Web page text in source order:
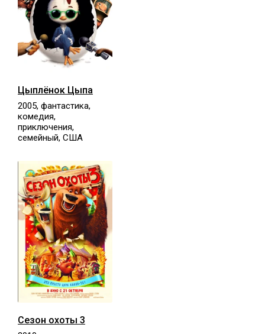
Цыплёнок Цыпа
2005, фантастика,
комедия,
приключения,
семейный, США
Сезон охоты 3